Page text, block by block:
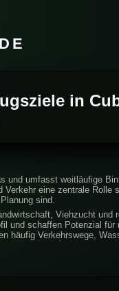
in
und umfasst weitläufige
Verkehr eine zentrale
sind.
Viehzucht
und schaffen Potenzial
häufig Verkehrswege,